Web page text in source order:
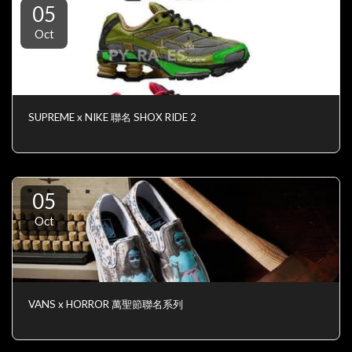
05
Oct
SUPREME x NIKE 聯名 SHOX RIDE 2
05
Oct
VANS x HORROR 萬聖節聯名系列